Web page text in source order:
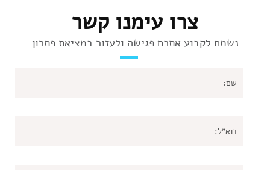
צרו עימנו קשר
נשמח לקבוע אתכם פגישה ולעזור במציאת פתרון